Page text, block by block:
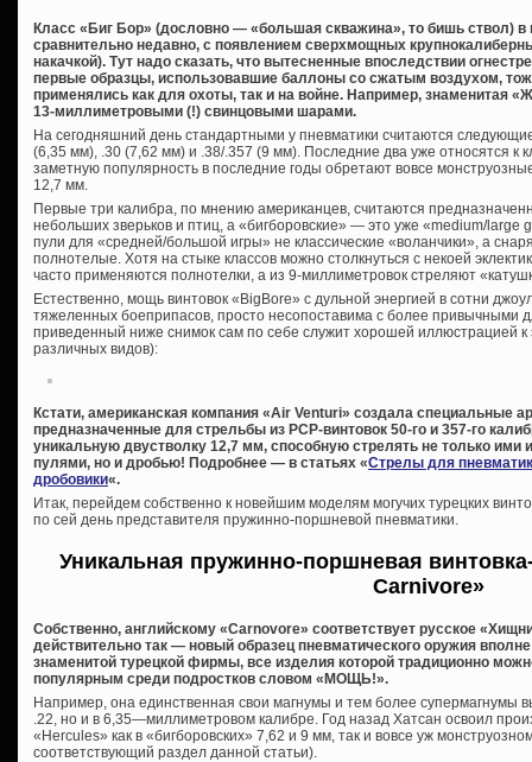
Класс «Биг Бор» (дословно — «большая скважина», то бишь ствол) в
сравнительно недавно, с появлением сверхмощных
накачкой). Тут надо сказать, что вытесненные впоследствии
первые образцы, использовавшие баллоны со сжатым воздухом,
применялись как для охоты, так и на войне. Например, знаменитая
13-миллиметровыми (!) свинцовыми шарами.
На сегодняшний день стандартными у пневматики считаются
(6,35 мм), .30 (7,62 мм) и .38/.357 (9 мм). Последние два уже относятся к
заметную популярность в последние годы обретают вовсе
12,7 мм.
Первые три калибра, по мнению американцев, считаются
небольших зверьков и птиц, а «бигборовские» — это уже «medium/
пули для «средней/большой игры» не классические «воланчики», а
полнотелые. Хотя на стыке классов можно столкнуться с некоей
часто применяются полнотелки, а из 9-миллиметровок стреляют
Естественно, мощь винтовок «BigBore» с дульной энергией в сотни
тяжеленных боеприпасов, просто несопоставима с более привычными
приведенный ниже снимок сам по себе служит хорошей иллюстрацией
различных видов):
Кстати, американская компания «Air Venturi» создала специальные
предназначенные для стрельбы из PCP-винтовок 50-го и 357-го
уникальную двустволку 12,7 мм, способную стрелять не только ими
пулями, но и дробью! Подробнее — в статьях «Стрелы для
дробовики«.
Итак, перейдем собственно к новейшим моделям могучих турецких
по сей день представителя пружинно-поршневой пневматики.
Уникальная пружинно-поршневая
Carnivore»
Собственно, английскому «Carnovore» соответствует русское
действительно так — новый образец пневматического оружия
знаменитой турецкой фирмы, все изделия которой традиционно
популярным среди подростков словом «МОЩЬ!».
Например, она единственная свои магнумы и тем более супермагнумы
.22, но и в 6,35—миллиметровом калибре. Год назад Хатсан освоил
«Hercules» как в «бигборовских» 7,62 и 9 мм, так и вовсе уж
соответствующий раздел данной статьи).